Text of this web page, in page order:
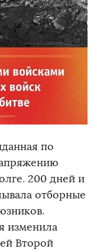
по
200 дней и
отборные
изменила
Второй